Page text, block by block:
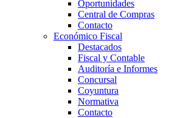
Oportunidades
Central de Compras
Contacto
Económico Fiscal
Destacados
Fiscal y Contable
Auditoría e Informes
Concursal
Coyuntura
Normativa
Contacto